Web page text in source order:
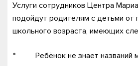
Услуги сотрудников Центра
подойдут родителям с детьми от
школьного возраста, имеющих
* Ребёнок не знает названий